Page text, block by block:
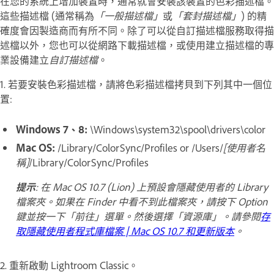
這些描述檔 (通常稱為 「一般描述檔」 或 「套封描述檔」 ) 的精
確度會因製造商而有所不同。除了可以從自訂描述檔服務取得描
述檔以外，您也可以從網路下載描述檔，或使用建立描述檔的專
業設備建立自訂描述檔。
1. 若要安裝色彩描述檔，請將色彩描述檔拷貝到下列其中一個位
置:
Windows 7、8: \Windows\system32\spool\drivers\color
Mac OS: /Library/ColorSync/Profiles or /Users/[使用者名
稱]/Library/ColorSync/Profiles
提示: 在 Mac OS 10.7 (Lion) 上預設會隱藏使用者的 Library
檔案夾。如果在 Finder 中看不到此檔案夾，請按下 Option
鍵並按一下「前往」選單。然後選擇「資源庫」。請參閱存
取隱藏使用者程式庫檔案 | Mac OS 10.7 和更新版本。
2. 重新啟動 Lightroom Classic。